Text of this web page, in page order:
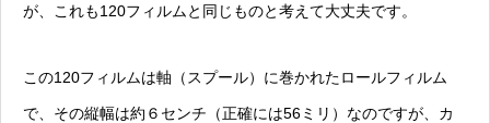
が、これも120フィルムと同じものと考えて大丈夫です。
この120フィルムは軸（スプール）に巻かれたロールフィルム
で、その縦幅は約６センチ（正確には56ミリ）なのですが、カ